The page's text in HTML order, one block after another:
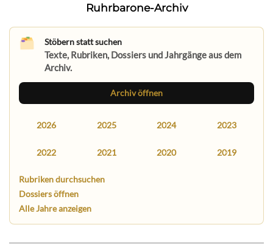
Ruhrbarone-Archiv
Stöbern statt suchen
Texte, Rubriken, Dossiers und Jahrgänge aus dem
Archiv.
Archiv öffnen
2026 2025 2024 2023
2022 2021 2020 2019
Rubriken durchsuchen
Dossiers öffnen
Alle Jahre anzeigen